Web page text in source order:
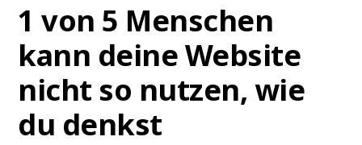
1 von 5 Menschen
kann deine Website
nicht so nutzen, wie
du denkst